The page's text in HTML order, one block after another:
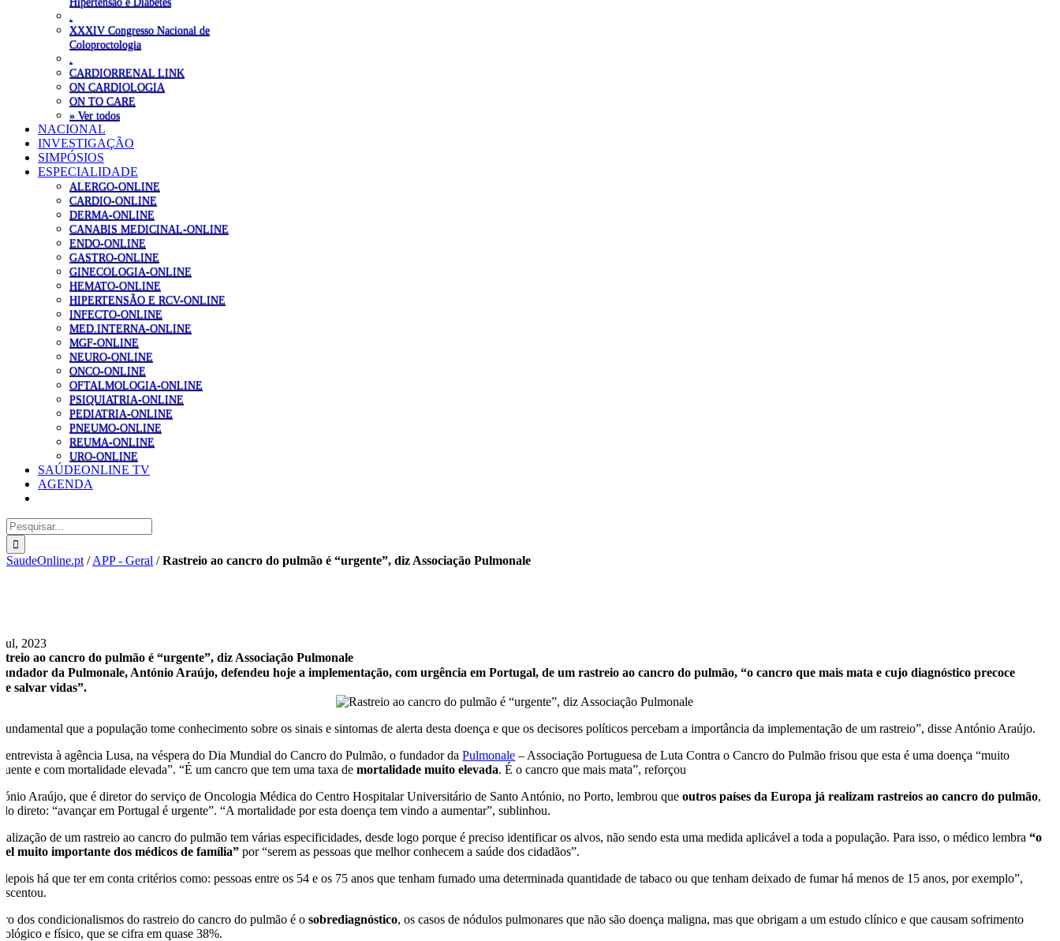
XXXIV Congresso Nacional de
Coloproctologia
CARDIORRENAL LINK
ON CARDIOLOGIA
ON TO CARE
» Ver todos
NACIONAL
INVESTIGAÇÃO
SIMPÓSIOS
ESPECIALIDADE
ALERGO-ONLINE
CARDIO-ONLINE
DERMA-ONLINE
CANABIS MEDICINAL-ONLINE
ENDO-ONLINE
GASTRO-ONLINE
GINECOLOGIA-ONLINE
HEMATO-ONLINE
HIPERTENSÃO E RCV-ONLINE
INFECTO-ONLINE
MED.INTERNA-ONLINE
MGF-ONLINE
NEURO-ONLINE
ONCO-ONLINE
OFTALMOLOGIA-ONLINE
PSIQUIATRIA-ONLINE
PEDIATRIA-ONLINE
PNEUMO-ONLINE
REUMA-ONLINE
URO-ONLINE
SAÚDEONLINE TV
AGENDA
Pesquisar
SaudeOnline.pt /APP - Geral /Rastreio ao cancro do pulmão é “urgente”, diz Associação Pulmonale
2023
ao cancro do pulmão é “urgente”, diz Associação Pulmonale
da Pulmonale, António Araújo, defendeu hoje a implementação, com urgência em Portugal, de um rastreio ao cancro do pulmão, “o cancro que mais mata e cujo diagnóstico precoce
salvar vidas”.
que a população tome conhecimento sobre os sinais e sintomas de alerta desta doença e que os decisores políticos percebam a importância da implementação de um rastreio”, disse António Araújo.
entrevista à agência Lusa, na véspera do Dia Mundial do Cancro do Pulmão, o fundador daPulmonale – Associação Portuguesa de Luta Contra o Cancro do Pulmão frisou que esta é uma doença “muito
e com mortalidade elevada”. “É um cancro que tem uma taxa demortalidade muito elevada. É o cancro que mais mata”, reforçou
Araújo, que é diretor do serviço de Oncologia Médica do Centro Hospitalar Universitário de Santo António, no Porto, lembrou queoutros países da Europa já realizam rastreios ao cancro do pulmão,
direto: “avançar em Portugal é urgente”. “A mortalidade por esta doença tem vindo a aumentar”, sublinhou.
de um rastreio ao cancro do pulmão tem várias especificidades, desde logo porque é preciso identificar os alvos, não sendo esta uma medida aplicável a toda a população. Para isso, o médico lembra“o
muito importante dos médicos de família” por “serem as pessoas que melhor conhecem a saúde dos cidadãos”.
há que ter em conta critérios como: pessoas entre os 54 e os 75 anos que tenham fumado uma determinada quantidade de tabaco ou que tenham deixado de fumar há menos de 15 anos, por exemplo”,
dos condicionalismos do rastreio do cancro do pulmão é osobrediagnóstico, os casos de nódulos pulmonares que não são doença maligna, mas que obrigam a um estudo clínico e que causam sofrimento
e físico, que se cifra em quase 38%.